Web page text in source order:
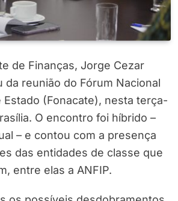
de Finanças, Jorge Cezar
da reunião do Fórum Nacional
Estado (Fonacate), nesta terça-
O encontro foi híbrido –
– e contou com a presença
das entidades de classe que
entre elas a ANFIP.